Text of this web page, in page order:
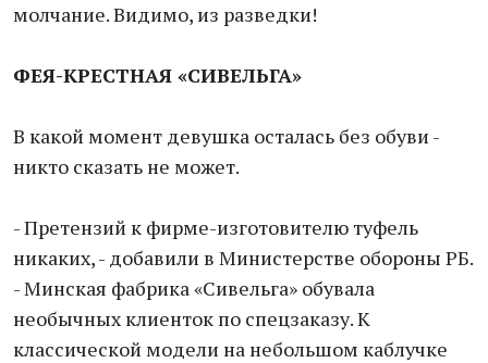
молчание. Видимо, из разведки!
ФЕЯ-КРЕСТНАЯ «СИВЕЛЬГА»
В какой момент девушка осталась без обуви -
никто сказать не может.
- Претензий к фирме-изготовителю туфель
никаких, - добавили в Министерстве обороны РБ.
- Минская фабрика «Сивельга» обувала
необычных клиенток по спецзаказу. К
классической модели на небольшом каблучке